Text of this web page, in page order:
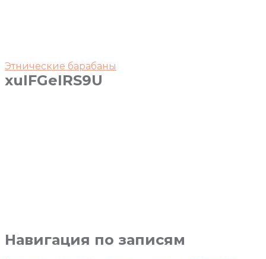
Этнические барабаны
xuIFGeIRS9U
Навигация по записям